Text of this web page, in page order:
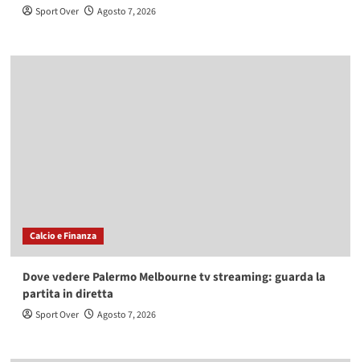
Sport Over Agosto 7, 2026
Calcio e Finanza
Dove vedere Palermo Melbourne tv streaming: guarda la
partita in diretta
Sport Over Agosto 7, 2026